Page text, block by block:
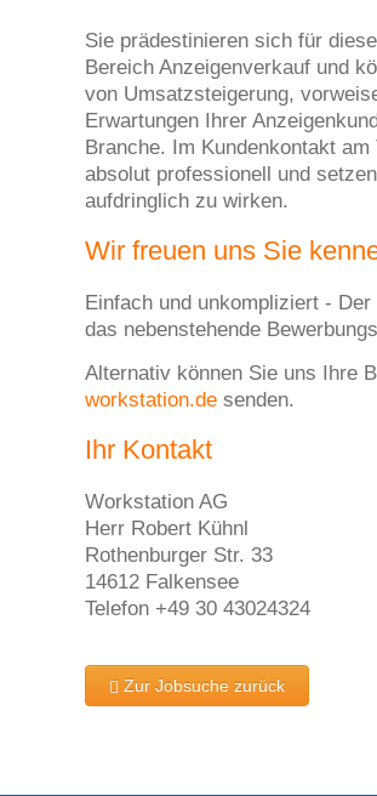
Sie prädestinieren sich für
Bereich Anzeigenverkauf und
von Umsatzsteigerung,
Erwartungen Ihrer
Branche. Im Kundenkontakt
absolut professionell und
aufdringlich zu wirken.
Wir freuen uns Sie
Einfach und unkompliziert -
das nebenstehende
Alternativ können Sie uns Ihre
workstation.de senden.
Ihr Kontakt
Workstation AG
Herr Robert Kühnl
Rothenburger Str. 33
14612 Falkensee
Telefon +49 30 43024324
Zur Jobsuche zurück